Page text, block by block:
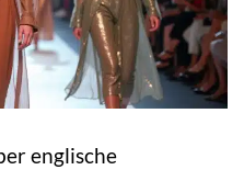
englische